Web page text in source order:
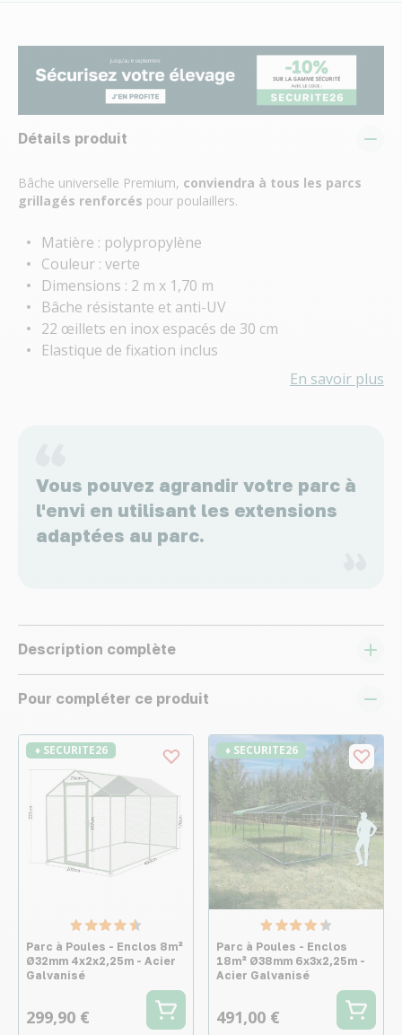
Détails produit
Bâche universelle Premium, conviendra à tous les parcs
grillagés renforcés pour poulaillers.
Matière : polypropylène
Couleur : verte
Dimensions : 2 m x 1,70 m
Bâche résistante et anti-UV
22 œillets en inox espacés de 30 cm
Elastique de fixation inclus
En savoir plus
Vous pouvez agrandir votre parc à
l'envi en utilisant les extensions
adaptées au parc.
Description complète
Pour compléter ce produit
♦ SECURITE26
Parc à Poules - Enclos 8m²
Ø32mm 4x2x2,25m - Acier
Galvanisé
299,90 €
♦ SECURITE26
Parc à Poules - Enclos
18m² Ø38mm 6x3x2,25m -
Acier Galvanisé
491,00 €